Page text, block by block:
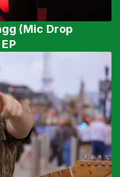
(Mic Drop